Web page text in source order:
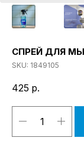
СПРЕЙ ДЛЯ
SKU: 1849105
425 р.